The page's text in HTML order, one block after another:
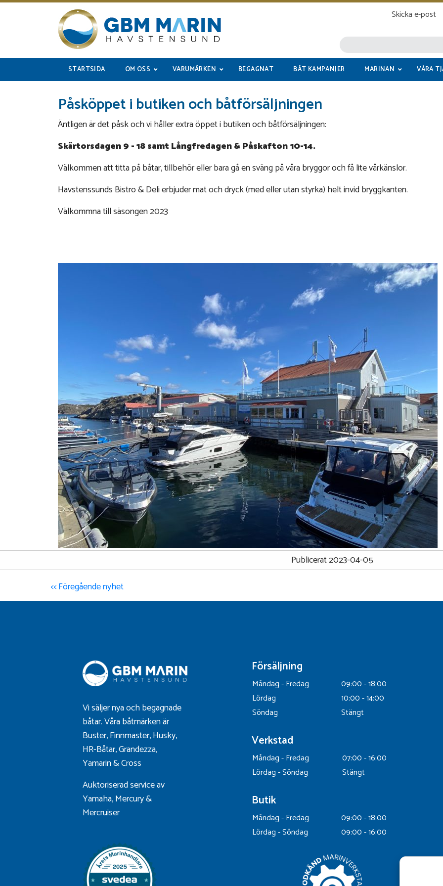
Skicka e-post
STARTSIDA OM OSS VARUMÄRKEN BEGAGNAT BÅT KAMPANJER MARINAN VÅRA
Påsköppet i butiken och båtförsäljningen
Äntligen är det påsk och vi håller extra öppet i butiken och båtförsäljningen:
Skärtorsdagen 9 - 18 samt Långfredagen & Påskafton 10-14.
Välkommen att titta på båtar, tillbehör eller bara gå en sväng på våra bryggor och få lite vårkänslor.
Havstenssunds Bistro & Deli erbjuder mat och dryck (med eller utan styrka) helt invid bryggkanten.
Välkommna till säsongen 2023
Publicerat 2023-04-05
<< Föregående nyhet
Vi säljer nya och begagnade
båtar. Våra båtmärken är
Buster,Finnmaster,Husky,
HR-Båtar,Grandezza,
Yamarin&Cross
Auktoriserad service av
Yamaha, Mercury &
Mercruiser
Försäljning
Måndag - Fredag
09:00 - 18:00
Lördag
10:00 - 14:00
Söndag
Stängt
Verkstad
Måndag - Fredag
07:00 - 16:00
Lördag - Söndag
Stängt
Butik
Måndag - Fredag
09:00 - 18:00
Lördag - Söndag
09:00 - 16:00